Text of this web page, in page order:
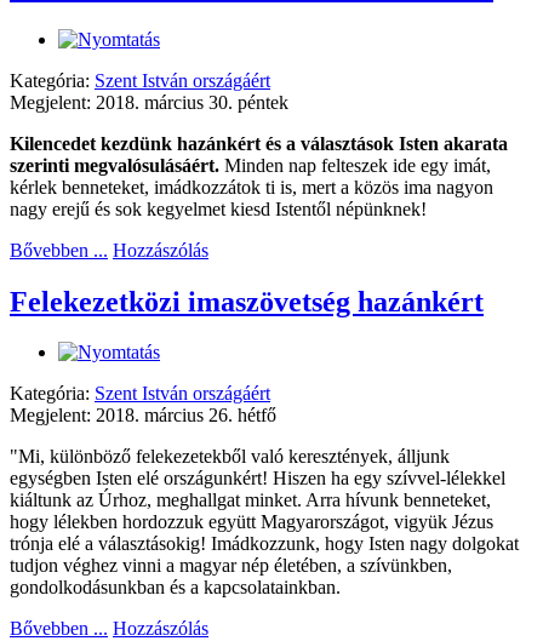
Kategória: Szent István országáért
Megjelent: 2018. március 30. péntek
Kilencedet kezdünk hazánkért és a választások Isten akarata
szerinti megvalósulásáért. Minden nap felteszek ide egy imát,
kérlek benneteket, imádkozzátok ti is, mert a közös ima nagyon
nagy erejű és sok kegyelmet kiesd Istentől népünknek!
Bővebben ... Hozzászólás
Felekezetközi imaszövetség hazánkért
Kategória: Szent István országáért
Megjelent: 2018. március 26. hétfő
"Mi, különböző felekezetekből való keresztények, álljunk
egységben Isten elé országunkért! Hiszen ha egy szívvel-lélekkel
kiáltunk az Úrhoz, meghallgat minket. Arra hívunk benneteket,
hogy lélekben hordozzuk együtt Magyarországot, vigyük Jézus
trónja elé a választásokig! Imádkozzunk, hogy Isten nagy dolgokat
tudjon véghez vinni a magyar nép életében, a szívünkben,
gondolkodásunkban és a kapcsolatainkban.
Bővebben ... Hozzászólás